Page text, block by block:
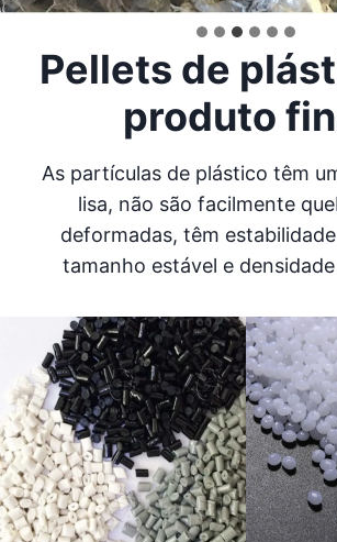
Pellets de
produto
As partículas de plástico têm
lisa, não são facilmente
deformadas, têm
tamanho estável e